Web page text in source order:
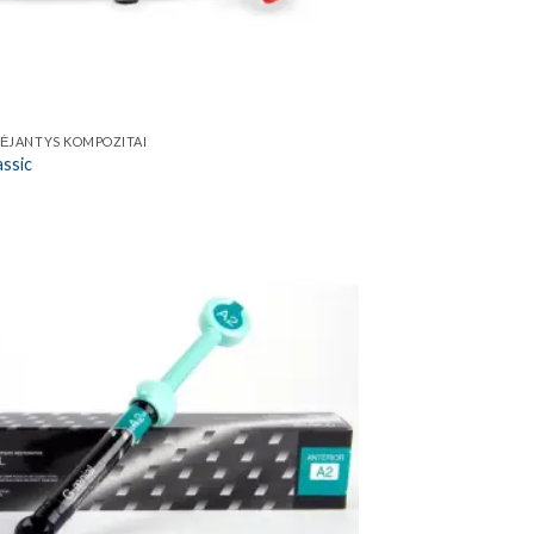
KOMPOZITAI